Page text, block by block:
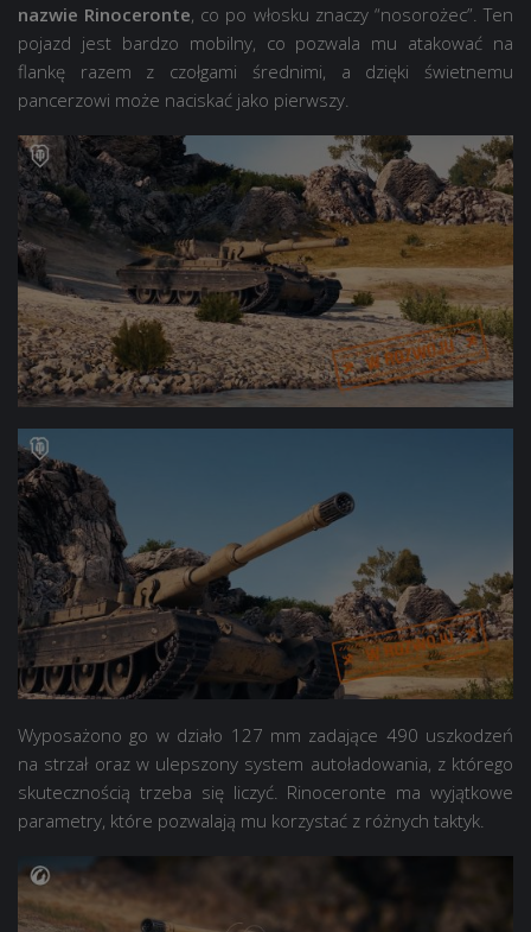
nazwie Rinoceronte, co po włosku znaczy “nosorożec”. Ten
pojazd jest bardzo mobilny, co pozwala mu atakować na
flankę razem z czołgami średnimi, a dzięki świetnemu
pancerzowi może naciskać jako pierwszy.
Wyposażono go w działo 127 mm zadające 490 uszkodzeń
na strzał oraz w ulepszony system autoładowania, z którego
skutecznością trzeba się liczyć. Rinoceronte ma wyjątkowe
parametry, które pozwalają mu korzystać z różnych taktyk.